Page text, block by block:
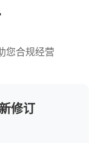
您合规经营
修订